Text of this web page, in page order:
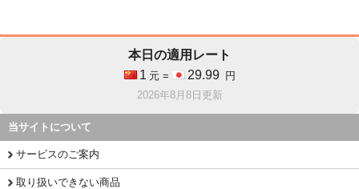
本日の適用レート
1 元 = 29.99
円
2026年8月8日更新
当サイトについて
サービスのご案内
取り扱いできない商品